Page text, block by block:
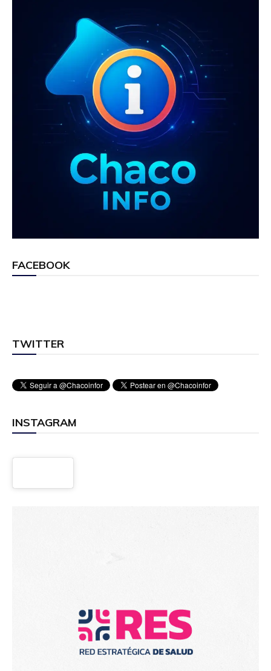
p
FACEBOOK
TWITTER
INSTAGRAM